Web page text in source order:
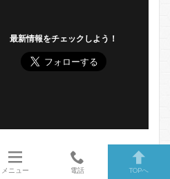
最新情報をチェックしよう！
メニュー 電話 TOPへ